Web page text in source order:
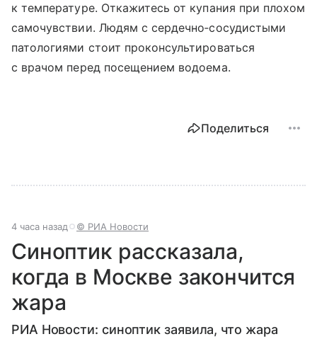
к температуре. Откажитесь от купания при плохом
самочувствии. Людям с сердечно‑сосудистыми
патологиями стоит проконсультироваться
с врачом перед посещением водоема.
Поделиться
4 часа назад © РИА Новости
Синоптик рассказала,
когда в Москве закончится
жара
РИА Новости: синоптик заявила, что жара